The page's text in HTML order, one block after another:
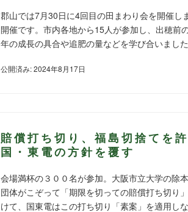
郡山では7月30日に4回目の田まわり会を開催し
開催です。市内各地から15人が参加し、出穂前
年の成長の具合や追肥の量などを学び合いまし
公開済み: 2024年8月17日
賠償打ち切り、福島切捨てを
国・東電の方針を覆す
会場満杯の３００名が参加。大阪市立大学の除
団体がこぞって「期限を切っての賠償打ち切り
けて、国東電はこの打ち切り「素案」を適用し